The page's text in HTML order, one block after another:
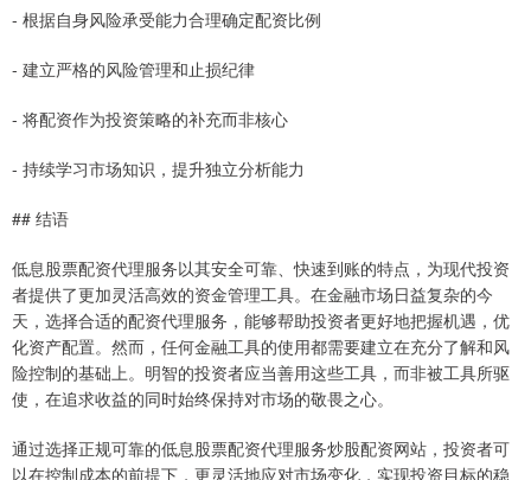
- 根据自身风险承受能力合理确定配资比例
- 建立严格的风险管理和止损纪律
- 将配资作为投资策略的补充而非核心
- 持续学习市场知识，提升独立分析能力
## 结语
低息股票配资代理服务以其安全可靠、快速到账的特点，为现代投资
者提供了更加灵活高效的资金管理工具。在金融市场日益复杂的今
天，选择合适的配资代理服务，能够帮助投资者更好地把握机遇，优
化资产配置。然而，任何金融工具的使用都需要建立在充分了解和风
险控制的基础上。明智的投资者应当善用这些工具，而非被工具所驱
使，在追求收益的同时始终保持对市场的敬畏之心。
通过选择正规可靠的低息股票配资代理服务炒股配资网站，投资者可
以在控制成本的前提下，更灵活地应对市场变化，实现投资目标的稳